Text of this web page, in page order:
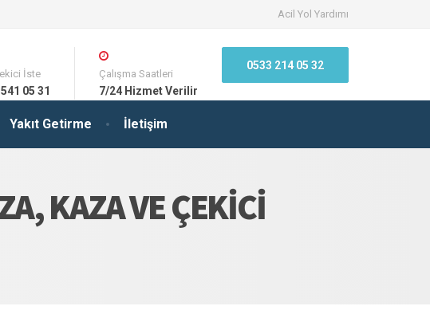
Acil Yol Yardımı
Yakıt Getirme İletişim
İste
05 31
Çalışma Saatleri
7/24 Hizmet Verilir
0533 214 05 32
KAZA VE ÇEKICI